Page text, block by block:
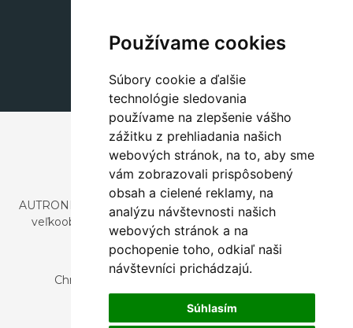
Používame cookies
Súbory cookie a ďalšie
technológie sledovania
používame na zlepšenie vášho
zážitku z prehliadania našich
webových stránok, na to, aby sme
vám zobrazovali prispôsobený
obsah a cielené reklamy, na
analýzu návštevnosti našich
webových stránok a na
pochopenie toho, odkiaľ naši
návštevníci prichádzajú.
Súhlasím
+420 311 604 182
dekorace@autronic.cz
AUTRONIC, s.r.o. je spoločnosť zaoberajúca sa dovozom a
veľkoobchodným predajom dizajnového aj štýlového
nábytku a dekorácií.
Česká republika
Chrustenice 270, 267 12 Loděnice u Berouna
Slovensko
Nová 366, 032 02 Závažná Poruba